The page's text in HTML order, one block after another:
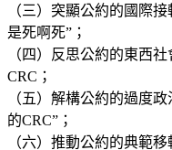
（三）突顯公約的國際
是死啊死”；
（四）反思公約的東西
CRC；
（五）解構公約的過度
的CRC”；
（六）推動公約的典範